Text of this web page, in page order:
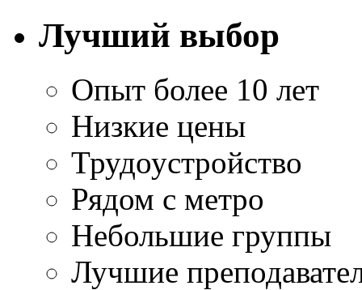
Лучший выбор
Опыт более 10 лет
Низкие цены
Трудоустройство
Рядом с метро
Небольшие группы
Лучшие